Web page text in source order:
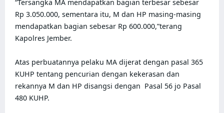
“Tersangka MA mendapatkan bagian terbesar sebesar
Rp 3.050.000, sementara itu, M dan HP masing-masing
mendapatkan bagian sebesar Rp 600.000,”terang
Kapolres Jember.
Atas perbuatannya pelaku MA dijerat dengan pasal 365
KUHP tentang pencurian dengan kekerasan dan
rekannya M dan HP disangsi dengan  Pasal 56 jo Pasal
480 KUHP.